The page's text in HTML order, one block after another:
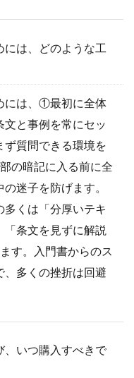
は、どのような工
には、①最初に全体
と事例を常にセッ
質問できる環境を
の暗記に入る前に全
迷子を防げます。
くは「分厚いテキ
「条文を見ずに解説
す。入門書からのス
、多くの挫折は回避
いつ購入すべきで